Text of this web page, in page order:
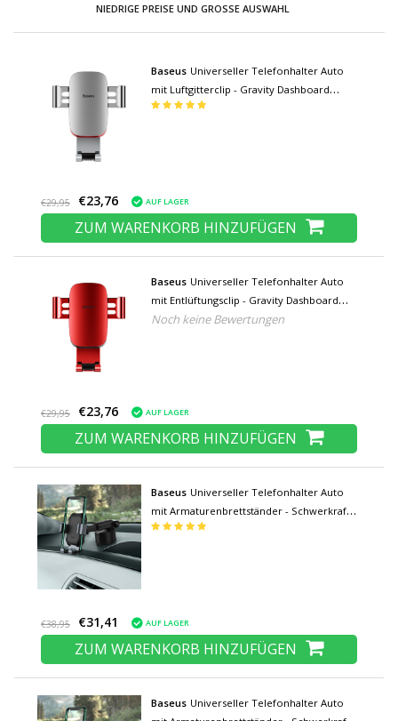
NIEDRIGE PREISE UND GROSSE AUSWAHL
Baseus Universeller Telefonhalter Auto
mit Luftgitterclip - Gravity Dashboard
Smartphone Halter Silber
€29,95 €23,76 AUF LAGER
ZUM WARENKORB HINZUFÜGEN
Baseus Universeller Telefonhalter Auto
mit Entlüftungsclip - Gravity Dashboard
Smartphone Halter Rot
Noch keine Bewertungen
€29,95 €23,76 AUF LAGER
ZUM WARENKORB HINZUFÜGEN
Baseus Universeller Telefonhalter Auto
mit Armaturenbrettständer - Schwerkraft-
Smartphone-Halter Schwarz
€38,95 €31,41 AUF LAGER
ZUM WARENKORB HINZUFÜGEN
Baseus Universeller Telefonhalter Auto